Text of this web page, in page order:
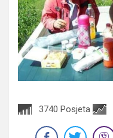
3740 Posjeta